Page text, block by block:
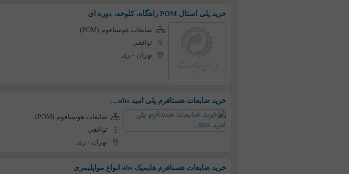
خرید پلی استال POM راهگاه، کلوخه، دوره ای
ضایعات هوستافوم (POM)
توافقی
تهران - ری
خرید ضایعات هستافرم پلی امید abs....
ضایعات هوستافوم (POM)
توافقی
تهران - ری
خرید ضایعات هستافرم هایمپک abs انواع مواپلیمری